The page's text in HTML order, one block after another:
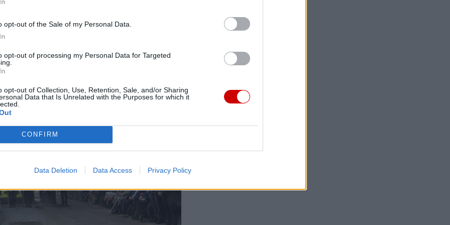
opt-out of the Sale of my Personal Data.
opt-out of processing my Personal Data for Targeted
opt-out of Collection, Use, Retention, Sale, and/or Sharing
Data that Is Unrelated with the Purposes for which it
CONFIRM
Data Deletion Data Access Privacy Policy
Dziś na cmentarz przychodzi już czwarte